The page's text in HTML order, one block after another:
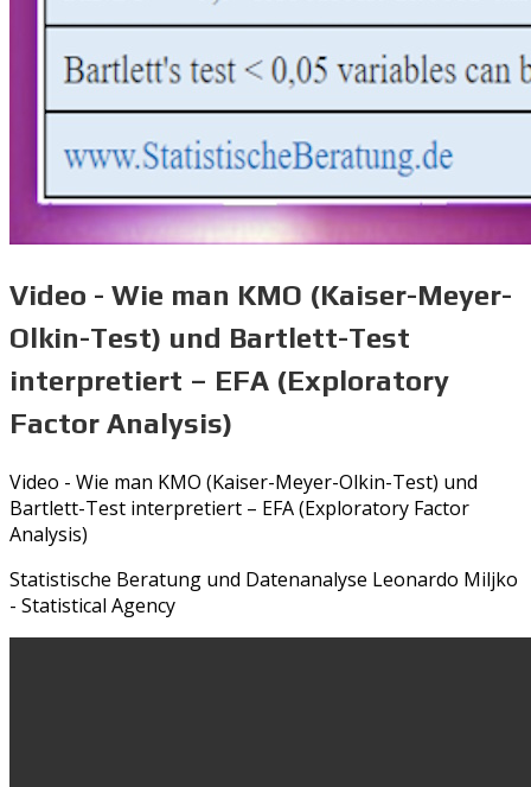
Video - Wie man KMO (Kaiser-Meyer-
Olkin-Test) und Bartlett-Test
interpretiert – EFA (Exploratory
Factor Analysis)
Video - Wie man KMO (Kaiser-Meyer-Olkin-Test) und
Bartlett-Test interpretiert – EFA (Exploratory Factor
Analysis)
Statistische Beratung und Datenanalyse Leonardo Miljko
- Statistical Agency